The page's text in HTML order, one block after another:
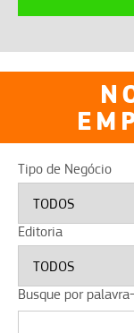
Tipo de Negócio
Editoria
Busque por